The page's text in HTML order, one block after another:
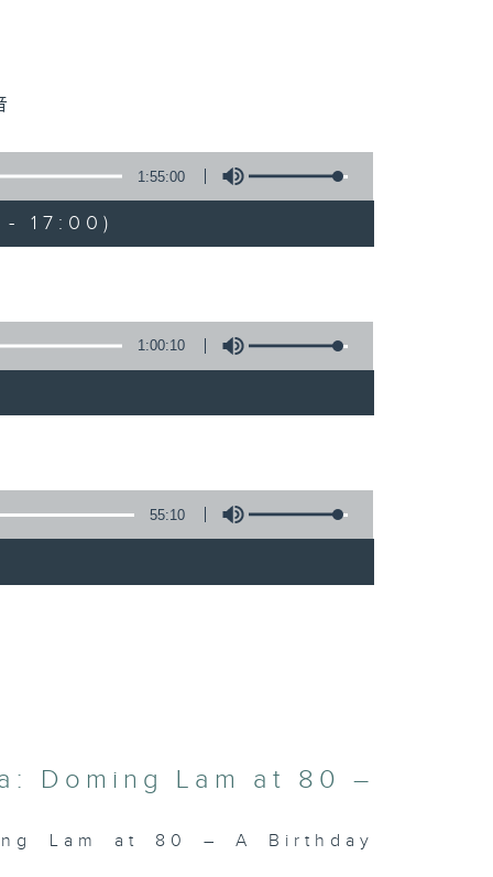
1:55:00
17:00)
1:00:10
55:10
Doming Lam at 80 –
Lam at 80 – A Birthday